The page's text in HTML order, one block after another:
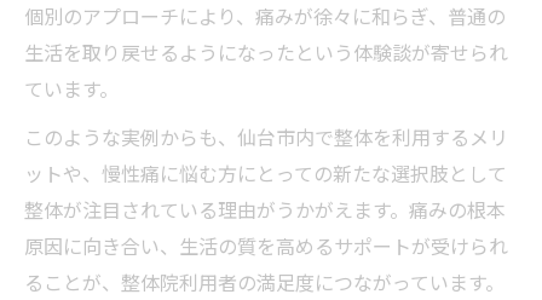
個別のアプローチにより、痛みが徐々に和らぎ、普通の
生活を取り戻せるようになったという体験談が寄せられ
ています。
このような実例からも、仙台市内で整体を利用するメリ
ットや、慢性痛に悩む方にとっての新たな選択肢として
整体が注目されている理由がうかがえます。痛みの根本
原因に向き合い、生活の質を高めるサポートが受けられ
ることが、整体院利用者の満足度につながっています。